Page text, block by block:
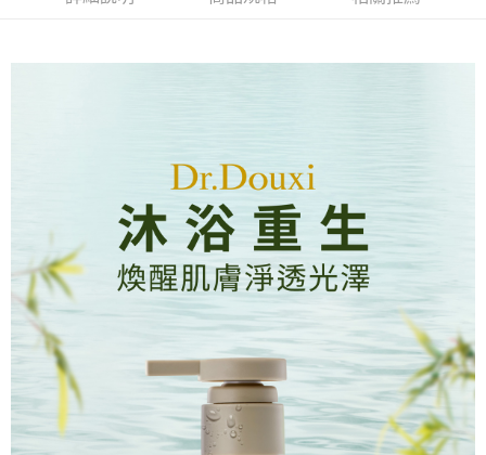
2.基於同意付款使用「大哥付你分期」之契約關係目的，商店將以您的個人
資料（包含姓名、電話或地址）提供予台灣大哥大進項蒐集、處理及利用，
由本公司與您本人進行分期帳單所需資料之確認、核對及更正。
3.完整用戶服務條款，請詳閱以下連結： https://oppay.tw/userRule
【「AFTEE先享後付」結帳流程】
２．訂單成立數日內，您將收到繳費通知簡訊。
※ 交易是否成功請以「AFTEE先享後付 」之結帳頁面顯示為準，若有關於
是否繳費成功／繳費後需取消欲退款等相關疑問，請聯繫「AFTEE先享後付
https://netprotections.freshdesk.com/support/home
【注意事項】
１．透過由恩沛科技股份有限公司提供之「AFTEE先享後付」服務完成之交
易，需依本服務之必要範圍內提供個人資料，並將交易相關給付款項請求債
權轉讓予恩沛科技股份有限公司。
２．關於個人資料處理事宜，請瀏覽以下網址：
https://aftee.tw/terms/#terms3
３．未成年的使用者請事先徵得法定代理人或監護人之同意方可使用
「AFTEE先享後付」，若未經同意申辦者引起之損失，本公司不負相關責
４．使用「AFTEE先享後付」時，將依據個別帳號之用戶狀況，依本公司即
每筆NT$70，滿NT$1,000(含以上)免運費
付款後萊爾富取貨
每筆NT$70，滿NT$1,000(含以上)免運費
7-11付款取貨
每筆NT$70，滿NT$1,000(含以上)免運費
付款後7-11取貨
每筆NT$70，滿NT$1,000(含以上)免運費
宅配